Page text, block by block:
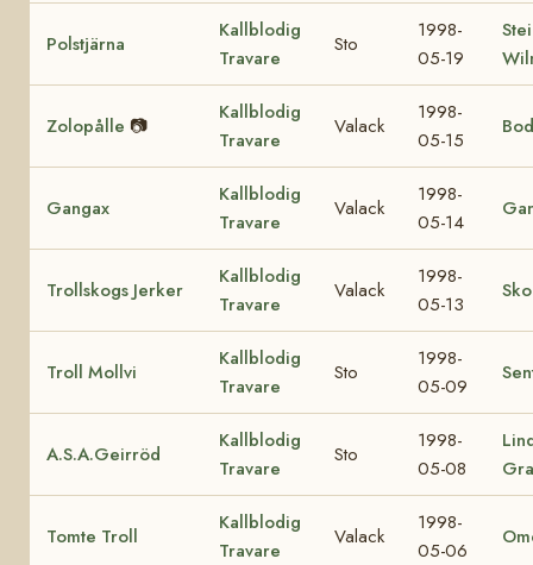
Polstjärna
Kallblodig
Travare
Sto
1998-
05-19
Zolopålle 📷
Kallblodig
Travare
Valack
1998-
05-15
Gangax
Kallblodig
Travare
Valack
1998-
05-14
Trollskogs Jerker
Kallblodig
Travare
Valack
1998-
05-13
Troll Mollvi
Kallblodig
Travare
Sto
1998-
05-09
A.S.A.Geirröd
Kallblodig
Travare
Sto
1998-
05-08
Tomte Troll
Kallblodig
Travare
Valack
1998-
05-06